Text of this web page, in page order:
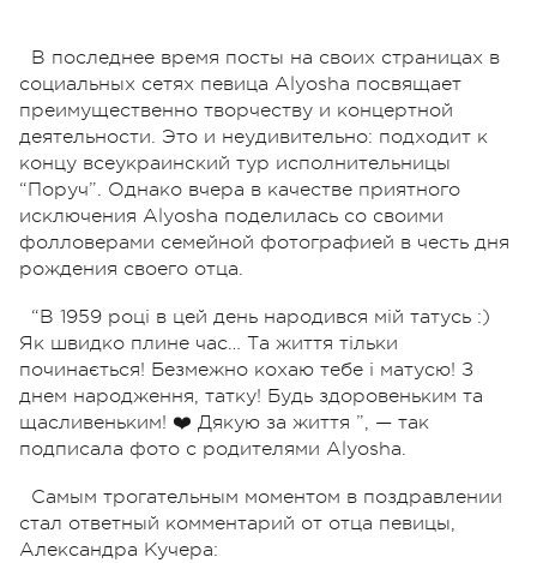
В последнее время посты на своих страницах в
социальных сетях певица Alyosha посвящает
преимущественно творчеству и концертной
деятельности. Это и неудивительно: подходит к
концу всеукраинский тур исполнительницы
“Поруч”. Однако вчера в качестве приятного
исключения Alyosha поделилась со своими
фолловерами семейной фотографией в честь дня
рождения своего отца.
“В 1959 році в цей день народився мій татусь :)
Як швидко плине час… Та життя тільки
починається! Безмежно кохаю тебе і матусю! З
днем народження, татку! Будь здоровеньким та
щасливеньким! ❤️ Дякую за життя ”, — так
подписала фото с родителями Alyosha.
Самым трогательным моментом в поздравлении
стал ответный комментарий от отца певицы,
Александра Кучера: